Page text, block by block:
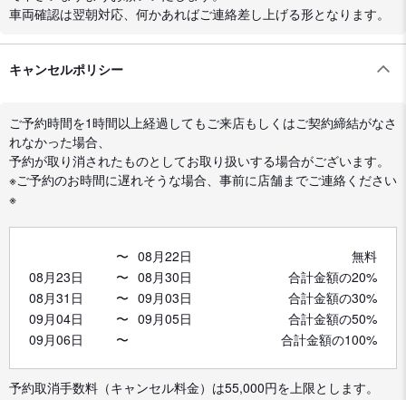
車両確認は翌朝対応、何かあればご連絡差し上げる形となります。
キャンセルポリシー
ご予約時間を1時間以上経過してもご来店もしくはご契約締結がなさ
れなかった場合、
予約が取り消されたものとしてお取り扱いする場合がございます。
※ご予約のお時間に遅れそうな場合、事前に店舗までご連絡ください
※
〜 08月22日
無料
08月23日
〜 08月30日
合計金額の20%
08月31日
〜 09月03日
合計金額の30%
09月04日
〜 09月05日
合計金額の50%
09月06日
〜 合計金額の100%
予約取消手数料（キャンセル料金）は55,000円を上限とします。